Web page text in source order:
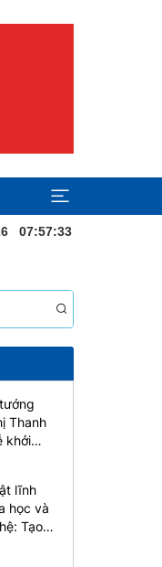
tại Ngày hội du lịch
07:57:35
Thanh
khởi
phổ
Đàn 1
lĩnh
học và
Tạo